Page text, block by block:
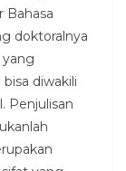
Bahasa
doktoralnya
yang
diwakili
Penjulisan